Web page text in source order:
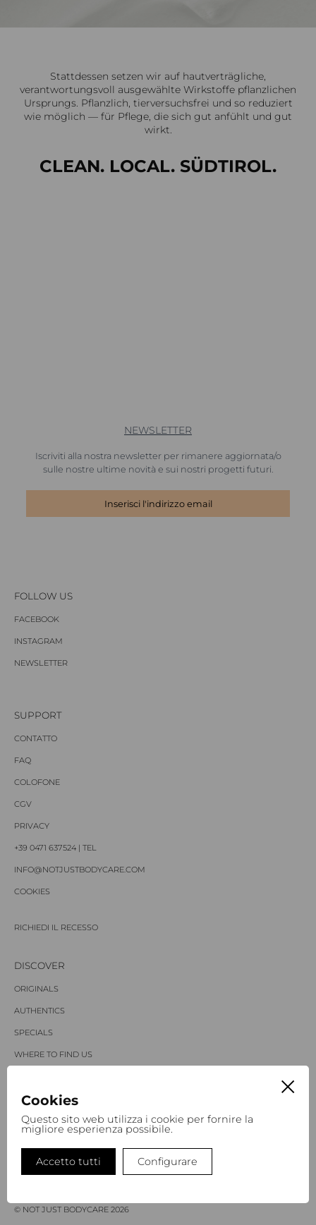
Stattdessen setzen wir auf hautverträgliche,
verantwortungsvoll ausgewählte Wirkstoffe pflanzlichen
Ursprungs. Pflanzlich, tierversuchsfrei und so reduziert
wie möglich — für Pflege, die sich gut anfühlt und gut
wirkt.
CLEAN. LOCAL. SÜDTIROL.
Cookies
Questo sito web utilizza i cookie per fornire la
migliore esperienza possibile.
Accetto tutti Configurare
NEWSLETTER
Iscriviti alla nostra newsletter per rimanere aggiornata/o
sulle nostre ultime novità e sui nostri progetti futuri.
FOLLOW US
FACEBOOK
INSTAGRAM
NEWSLETTER
SUPPORT
CONTATTO
FAQ
COLOFONE
CGV
PRIVACY
+39 0471 637524 | TEL
INFO@NOTJUSTBODYCARE.COM
COOKIES
RICHIEDI IL RECESSO
DISCOVER
ORIGINALS
AUTHENTICS
SPECIALS
WHERE TO FIND US
NOT JUST A PHILOSOPHY
LINGUE
EN DE
© NOT JUST BODYCARE 2026